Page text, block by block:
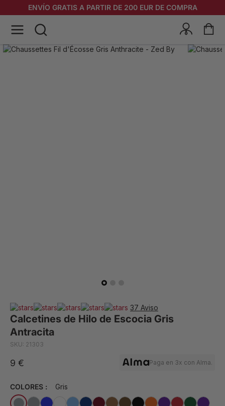
ENVÍO GRATIS A PARTIR DE 200 EUR DE COMPRA
37 Aviso
Calcetines de Hilo de Escocia Gris
Antracita
SKU: 21303
9 € Paga en 3x con Alma.
COLORES : Gris